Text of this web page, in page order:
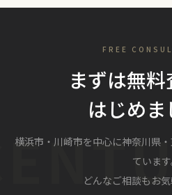
FREE
まずは無
はじめま
横浜市・川崎市を中心に神奈川県
ています
どんなご相談もお気